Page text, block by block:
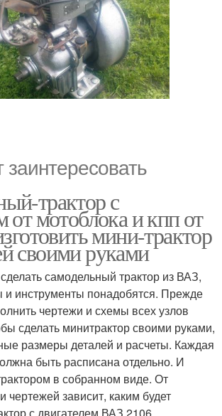
трактор с
от мотоблока и кпп от
мини-трактор
своими руками
самодельный трактор из ВАЗ,
и инструменты понадобятся. Прежде
чертежи и схемы всех узлов
сделать минитрактор своими руками,
размеры деталей и расчеты. Каждая
быть расписана отдельно. И
в собранном виде. От
чертежей зависит, каким будет
с двигателем ВАЗ 2106.